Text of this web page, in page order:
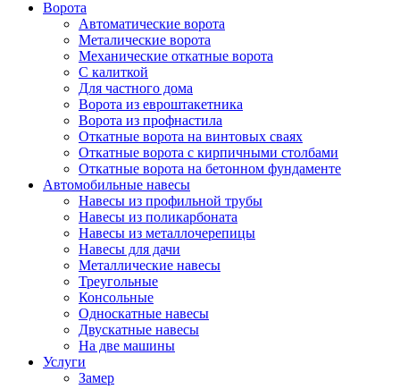
Ворота
Автоматические ворота
Металические ворота
Механические откатные ворота
С калиткой
Для частного дома
Ворота из евроштакетника
Ворота из профнастила
Откатные ворота на винтовых сваях
Откатные ворота с кирпичными столбами
Откатные ворота на бетонном фундаменте
Автомобильные навесы
Навесы из профильной трубы
Навесы из поликарбоната
Навесы из металлочерепицы
Навесы для дачи
Металлические навесы
Треугольные
Консольные
Односкатные навесы
Двускатные навесы
На две машины
Услуги
Замер